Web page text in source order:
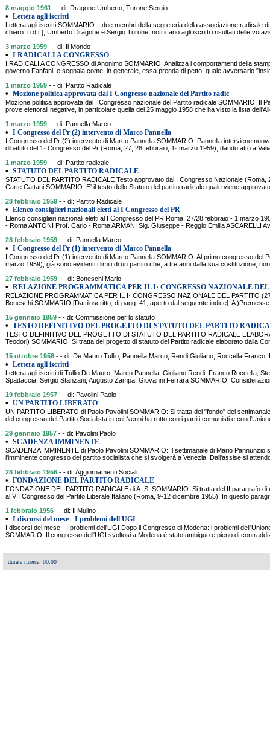
8 maggio 1961 - - di: Dragone Umberto, Turone Sergio
• Lettera agli iscritti
Lettera agli iscritti SOMMARIO: I due membri della segreteria della associazione radicale
chiaro. n.d.r.], Umberto Dragone e Sergio Turone, notificano agli iscritti i risultati delle
3 marzo 1959 - - di: Il Mondo
• I RADICALI A CONGRESSO
I RADICALI A CONGRESSO di Anonimo SOMMARIO: Analizza i comportamenti della
governo Fanfani, e segnala come, in generale, essa prenda di petto, quale avversario
1 marzo 1959 - - di: Partito Radicale
• Mozione politica approvata dal I Congresso nazionale del Partito radic
Mozione politica approvata dal I Congresso nazionale del Partito radicale SOMMARIO: Il
prove elettorali negative, in particolare quella del 25 maggio 1958 che ha visto la lista
1 marzo 1959 - - di: Pannella Marco
• I Congresso del Pr (2) intervento di Marco Pannella
I Congresso del Pr (2) intervento di Marco Pannella SOMMARIO: Pannella interviene
dibattito del 1· Congresso del Pr (Roma, 27, 28 febbraio, 1· marzo 1959), dando atto a
1 marzo 1959 - - di: Partito radicale
• STATUTO DEL PARTITO RADICALE
STATUTO DEL PARTITO RADICALE Testo approvato dal I Congresso Nazionale (Roma,
Carte Cattani SOMMARIO: E' il testo dello Statuto del partito radicale quale viene
28 febbraio 1959 - - di: Partito Radicale
• Elenco consiglieri nazionali eletti al I Congresso del PR
Elenco consiglieri nazionali eletti al I Congresso del PR Roma, 27/28 febbraio - 1 marzo
- Roma ANTONI Prof. Carlo - Roma ARMANI Sig. Giuseppe - Reggio Emilia ASCARELLI
28 febbraio 1959 - - di: Pannella Marco
• I Congresso del Pr (1) intervento di Marco Pannella
I Congresso del Pr (1) intervento di Marco Pannella SOMMARIO: Al primo congresso del
marzo 1959), già sono evidenti i limiti di un partito che, a tre anni dalla sua costituzione,
27 febbraio 1959 - - di: Boneschi Mario
• RELAZIONE PROGRAMMATICA PER IL I· CONGRESSO NAZIONALE DEL
RELAZIONE PROGRAMMATICA PER IL I· CONGRESSO NAZIONALE DEL PARTITO
Boneschi SOMMARIO [Dattiloscritto, di pagg. 41, aperto dal seguente indice]: A
15 gennaio 1959 - - di: Commissione per lo statuto
• TESTO DEFINITIVO DEL PROGETTO DI STATUTO DEL PARTITO
TESTO DEFINITIVO DEL PROGETTO DI STATUTO DEL PARTITO RADICALE
Teodori) SOMMARIO: Si tratta del progetto di statuto del Partito radicale elaborato dalla
15 ottobre 1958 - - di: De Mauro Tullio, Pannella Marco, Rendi Giuliano, Roccella
• Lettera agli iscritti
Lettera agli iscritti di Tullio De Mauro, Marco Pannella, Giuliano Rendi, Franco Roccella,
Spadaccia, Sergio Stanzani, Augusto Zampa, Giovanni Ferrara SOMMARIO:
19 febbraio 1957 - - di: Pavolini Paolo
• UN PARTITO LIBERATO
UN PARTITO LIBERATO di Paolo Pavolini SOMMARIO: Si tratta del "fondo" del
del congresso del Partito Socialista in cui Nenni ha rotto con i partiti comunisti e con
29 gennaio 1957 - - di: Pavolini Paolo
• SCADENZA IMMINENTE
SCADENZA IMMINENTE di Paolo Pavolini SOMMARIO: Il settimanale di Mario Pannunzio
l'imminente congresso del partito socialista che si svolgerà a Venezia. Dall'assise si
28 febbraio 1956 - - di: Aggiornamenti Sociali
• FONDAZIONE DEL PARTITO RADICALE
FONDAZIONE DEL PARTITO RADICALE di A. S. SOMMARIO: Si tratta del II paragrafo
al VII Congresso del Partito Liberale Italiano (Roma, 9-12 dicembre 1955). In questo
1 febbraio 1956 - - di: Il Mulino
• I discorsi del mese - I problemi dell'UGI
I discorsi del mese - I problemi dell'UGI Dopo il Congresso di Modena: i problemi
SOMMARIO: Il congresso dell'UGI svoltosi a Modena è stato ambiguo e pieno di
durata ricerca: 00:00